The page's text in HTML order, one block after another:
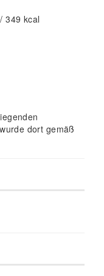
349 kcal
dort gemäß